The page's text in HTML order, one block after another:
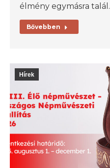
élmény egymásra talál.
Bővebben
Hírek